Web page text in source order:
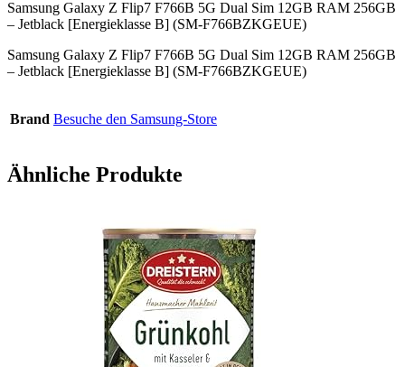
Samsung Galaxy Z Flip7 F766B 5G Dual Sim 12GB RAM 256GB
– Jetblack [Energieklasse B] (SM-F766BZKGEUE)
Samsung Galaxy Z Flip7 F766B 5G Dual Sim 12GB RAM 256GB
– Jetblack [Energieklasse B] (SM-F766BZKGEUE)
Brand Besuche den Samsung-Store
Ähnliche Produkte